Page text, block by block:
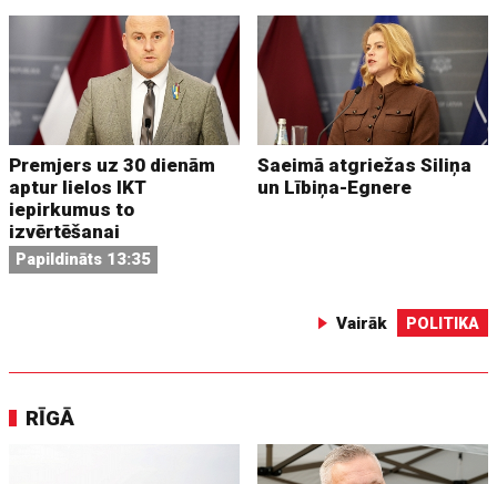
Premjers uz 30 dienām
aptur lielos IKT
iepirkumus to
izvērtēšanai
Papildināts 13:35
Saeimā atgriežas Siliņa
un Lībiņa-Egnere
Vairāk POLITIKA
RĪGĀ